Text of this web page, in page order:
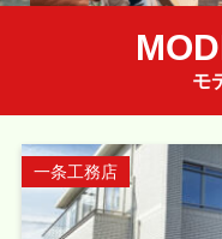
モ
一条工務店